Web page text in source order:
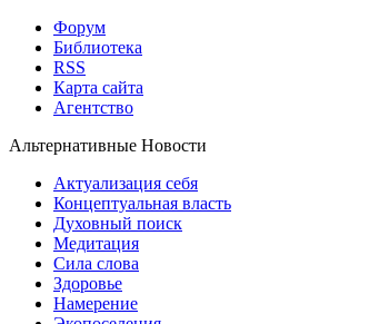
Форум
Библиотека
RSS
Карта сайта
Агентство
Альтернативные Новости
Актуализация себя
Концептуальная власть
Духовный поиск
Медитация
Сила слова
Здоровье
Намерение